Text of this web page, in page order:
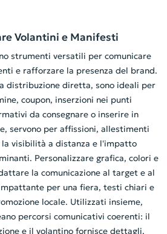
Volantini e Manifesti
strumenti versatili per comunicare
e rafforzare la presenza del brand.
distribuzione diretta, sono ideali per
coupon, inserzioni nei punti
da consegnare o inserire in
servono per affissioni, allestimenti
visibilità a distanza e l'impatto
Personalizzare grafica, colori e
la comunicazione al target e al
per una fiera, testi chiari e
locale. Utilizzati insieme,
percorsi comunicativi coerenti: il
e il volantino fornisce dettagli,